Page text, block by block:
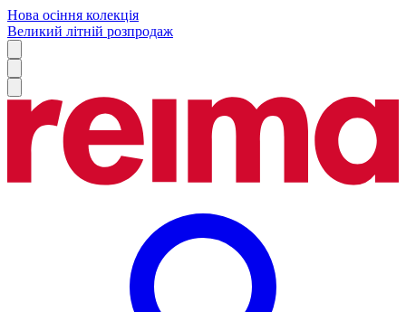
Нова осіння колекція
Великий літній розпродаж